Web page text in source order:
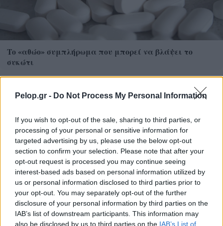
Pelop.gr - Do Not Process My Personal Information
If you wish to opt-out of the sale, sharing to third parties, or
processing of your personal or sensitive information for
targeted advertising by us, please use the below opt-out
section to confirm your selection. Please note that after your
opt-out request is processed you may continue seeing
interest-based ads based on personal information utilized by
us or personal information disclosed to third parties prior to
your opt-out. You may separately opt-out of the further
disclosure of your personal information by third parties on the
IAB’s list of downstream participants. This information may
also be disclosed by us to third parties on the IAB’s List of
Το «αθώο» συμπλήρωμα που μπορεί να βλάψει το
συκώτι
IRIS²: Το ευρωπαϊκό δορυφικό δίκτυο που δεν θέλει να